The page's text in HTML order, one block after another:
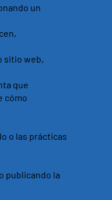
un
sitio web,
que
cómo
o las prácticas
publicando la